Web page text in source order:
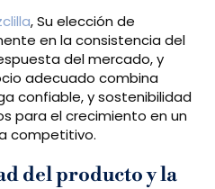
, Su elección de
en la consistencia del
del mercado, y
adecuado combina
confiable, y sostenibilidad
para el crecimiento en un
competitivo.
del producto y la